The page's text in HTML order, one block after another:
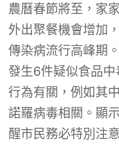
農曆春節將至，家
外出聚餐機會增加
傳染病流行高峰期
發生6件疑似食品
行為有關，例如其
諾羅病毒相關。顯
醒市民務必特別注